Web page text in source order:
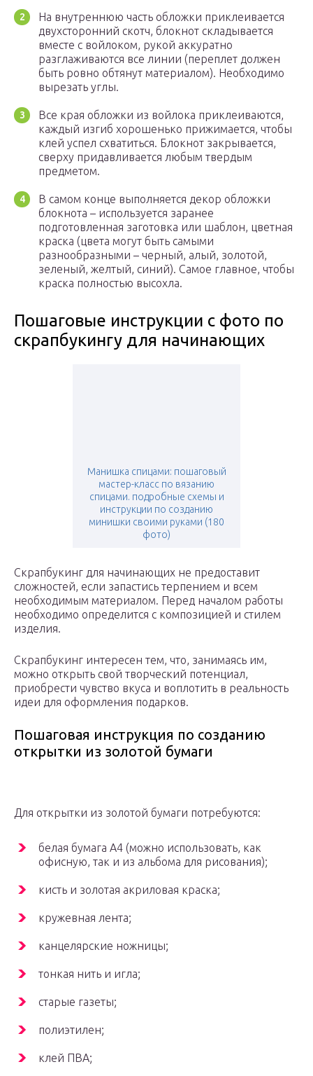
На внутреннюю часть обложки приклеивается
двухсторонний скотч, блокнот складывается
вместе с войлоком, рукой аккуратно
разглаживаются все линии (переплет должен
быть ровно обтянут материалом). Необходимо
вырезать углы.
Все края обложки из войлока приклеиваются,
каждый изгиб хорошенько прижимается, чтобы
клей успел схватиться. Блокнот закрывается,
сверху придавливается любым твердым
предметом.
В самом конце выполняется декор обложки
блокнота – используется заранее
подготовленная заготовка или шаблон, цветная
краска (цвета могут быть самыми
разнообразными – черный, алый, золотой,
зеленый, желтый, синий). Самое главное, чтобы
краска полностью высохла.
Пошаговые инструкции с фото по
скрапбукингу для начинающих
Манишка спицами: пошаговый
мастер-класс по вязанию
спицами. подробные схемы и
инструкции по созданию
минишки своими руками (180
фото)
Скрапбукинг для начинающих не предоставит
сложностей, если запастись терпением и всем
необходимым материалом. Перед началом работы
необходимо определится с композицией и стилем
изделия.
Скрапбукинг интересен тем, что, занимаясь им,
можно открыть свой творческий потенциал,
приобрести чувство вкуса и воплотить в реальность
идеи для оформления подарков.
Пошаговая инструкция по созданию
открытки из золотой бумаги
Для открытки из золотой бумаги потребуются:
белая бумага А4 (можно использовать, как
офисную, так и из альбома для рисования);
кисть и золотая акриловая краска;
кружевная лента;
канцелярские ножницы;
тонкая нить и игла;
старые газеты;
полиэтилен;
клей ПВА;